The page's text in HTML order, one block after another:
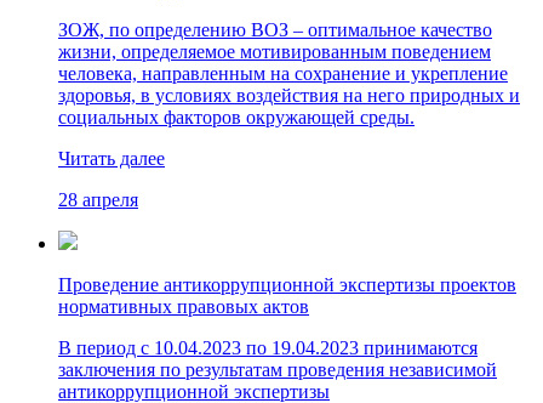
ЗОЖ, по определению ВОЗ – оптимальное качество
жизни, определяемое мотивированным поведением
человека, направленным на сохранение и укрепление
здоровья, в условиях воздействия на него природных и
социальных факторов окружающей среды.
Читать далее
28 апреля
Проведение антикоррупционной экспертизы проектов
нормативных правовых актов
В период с 10.04.2023 по 19.04.2023 принимаются
заключения по результатам проведения независимой
антикоррупционной экспертизы